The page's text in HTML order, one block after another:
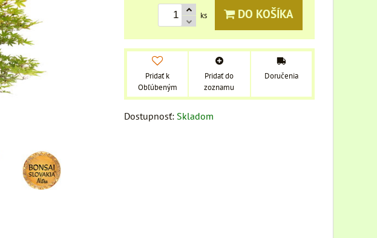
ks DO KOŠÍKA
Pridať k
Obľúbeným
Pridať do
zoznamu
Doručenia
Dostupnosť: Skladom